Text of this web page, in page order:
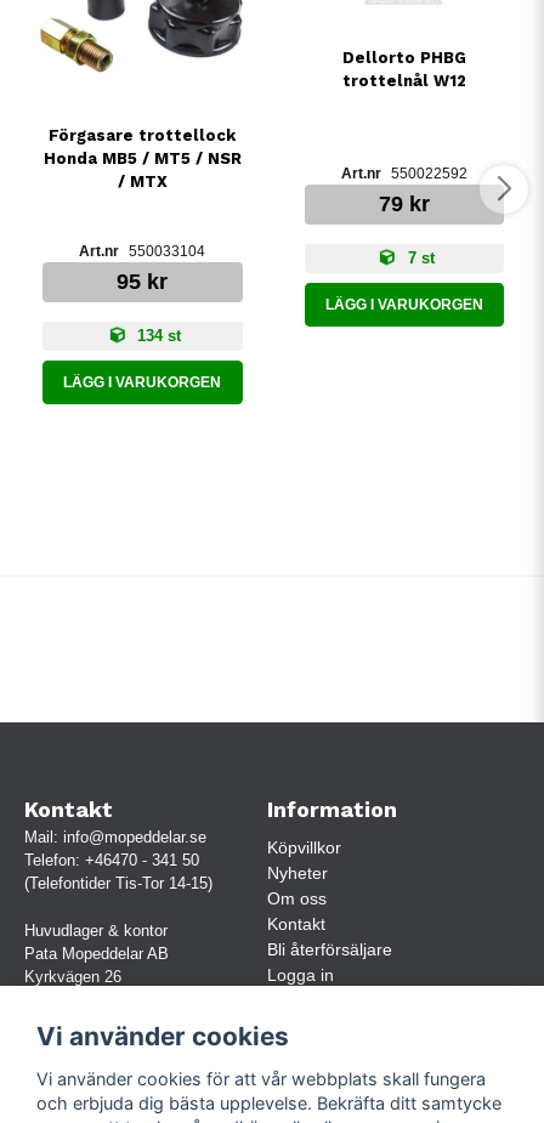
Förgasare trottellock
Honda MB5 / MT5 / NSR
/ MTX
550033104
95 kr
134 st
LÄGG I VARUKORGEN
Dellorto PHBG
trottelnål W12
550022592
79 kr
7 st
LÄGG I VARUKORGEN
Kontakt
Mail: info@mopeddelar.se
Telefon: +46470 - 341 50
(Telefontider Tis-Tor 14-15)
Huvudlager & kontor
Pata Mopeddelar AB
Kyrkvägen 26
(OBS. Endast förbokade besök)
Org.nr:
559030-5248
Jur. namn: Pata Mopeddelar AB
Information
Köpvillkor
Nyheter
Om oss
Kontakt
Bli återförsäljare
Logga in
Vi använder cookies
Vi använder cookies för att vår webbplats skall fungera
och erbjuda dig bästa upplevelse. Bekräfta ditt samtycke